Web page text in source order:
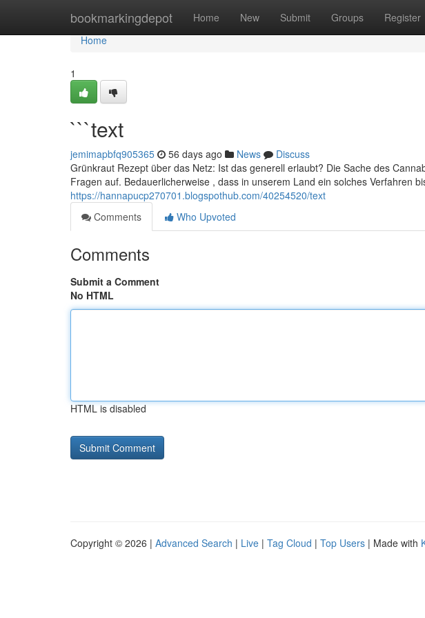
bookmarkingdepot Home New Submit Groups Register
Home
Home
1
```text
jemimapbfq905365 56 days ago News
Discuss
Grünkraut Rezept über das Netz: Ist das generell erlaubt? Die Sache des
Fragen auf. Bedauerlicherweise , dass in unserem Land ein solches Verfahren
https://hannapucp270701.blogspothub.com/40254520/text
Comments
Who Upvoted
Comments
Submit a Comment
No HTML
HTML is disabled
Copyright © 2026 | Advanced Search | Live | Tag Cloud | Top Users | Made with